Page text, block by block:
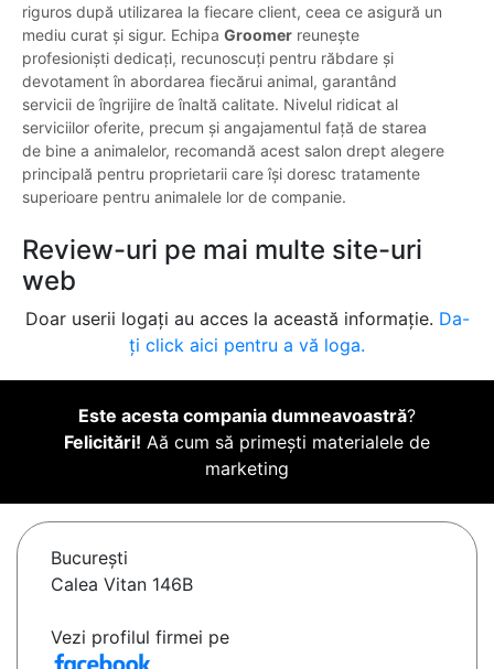
riguros după utilizarea la fiecare client, ceea ce asigură un
mediu curat și sigur. Echipa Groomer reunește
profesioniști dedicați, recunoscuți pentru răbdare și
devotament în abordarea fiecărui animal, garantând
servicii de îngrijire de înaltă calitate. Nivelul ridicat al
serviciilor oferite, precum și angajamentul față de starea
de bine a animalelor, recomandă acest salon drept alegere
principală pentru proprietarii care își doresc tratamente
superioare pentru animalele lor de companie.
Review-uri pe mai multe site-uri
web
Doar userii logați au acces la această informație. Da-
ți click aici pentru a vă loga.
Este acesta compania dumneavoastră?
Felicitări! Aă cum să primești materialele de
marketing
Bucureşti
Calea Vitan 146B
Vezi profilul firmei pe